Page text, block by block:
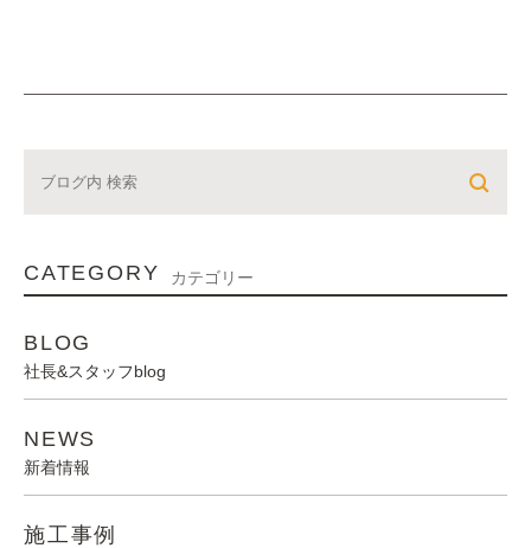
CATEGORY カテゴリー
BLOG
社長&スタッフblog
NEWS
新着情報
施工事例